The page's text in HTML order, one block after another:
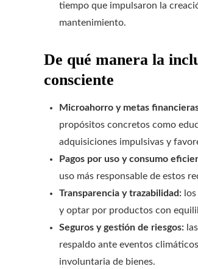
tiempo que impulsaron la
mantenimiento.
De qué manera la
consciente
Microahorro y metas
propósitos concretos como
adquisiciones impulsivas y
Pagos por uso y consumo
uso más responsable de estos
Transparencia y trazabilidad:
y optar por productos con
Seguros y gestión de riesgos:
respaldo ante eventos
involuntaria de bienes.